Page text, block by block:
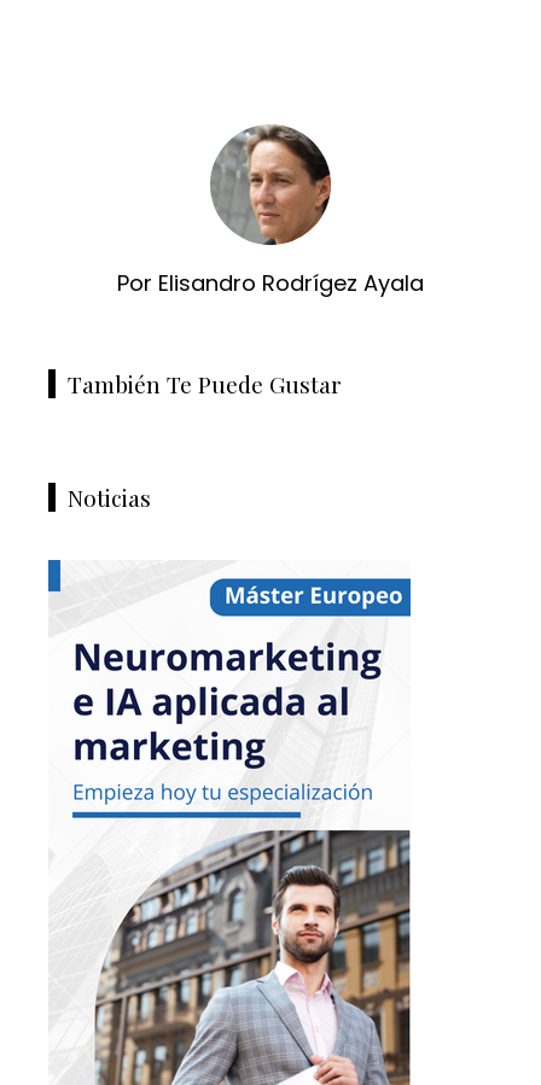
Por Elisandro Rodrígez Ayala
También Te Puede Gustar
Noticias